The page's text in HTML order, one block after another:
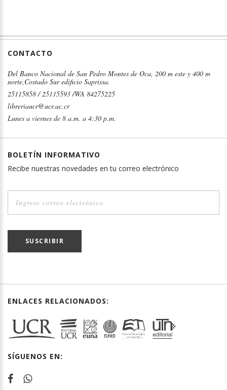
CONTACTO
Del Banco Nacional de San Pedro Montes de Oca, 200 m este y 400 m
norte,Costado Sur edificio Saprissa.
25115858 / 25115593 /WA 84275225
libreriaucr@ucr.ac.cr
Lunes a viernes de 8 a.m. a 4:30 p.m.
BOLETÍN INFORMATIVO
Recibe nuestras novedades en tu correo electrónico
SUSCRIBIR
ENLACES RELACIONADOS:
SÍGUENOS EN: